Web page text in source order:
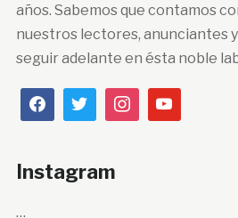
años. Sabemos que contamos
nuestros lectores, anunciantes
seguir adelante en ésta noble
Instagram
…